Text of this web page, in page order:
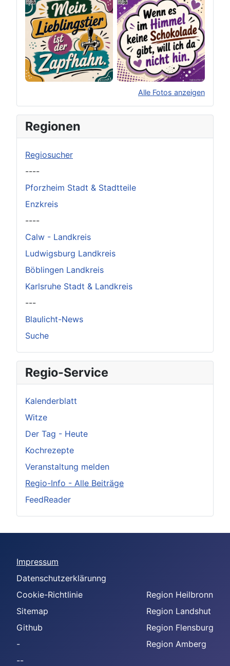
Alle Fotos anzeigen
Original herunterladen
Regionen
Regiosucher
----
Pforzheim Stadt & Stadtteile
Enzkreis
----
Calw - Landkreis
Ludwigsburg Landkreis
Böblingen Landkreis
Karlsruhe Stadt & Landkreis
---
Blaulicht-News
Suche
Regio-Service
Kalenderblatt
Witze
Der Tag - Heute
Kochrezepte
Veranstaltung melden
Regio-Info - Alle Beiträge
FeedReader
Impressum
Datenschutzerklärunng
Cookie-Richtlinie
Sitemap
Github
-
--
Region Heilbronn
Region Landshut
Region Flensburg
Region Amberg